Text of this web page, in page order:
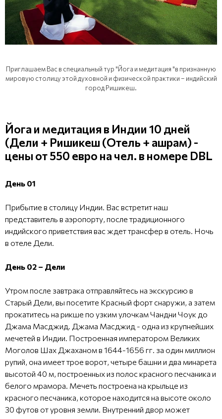
Приглашаем Вас в специальный тур "Йога и медитация "в признанную
мировую столицу этой духовной и физической практики – индийский
город Ришикеш.
Йога и медитация в Индии 10 дней
(Дели + Ришикеш (Отель + ашрам) -
цены от 550 евро на чел. в номере DBL
День 01
Прибытие в столицу Индии. Вас встретит наш
представитель в аэропорту, после традиционного
индийского приветствия вас ждет трансфер в отель. Ночь
в отеле Дели.
День 02 – Дели
Утром после завтрака отправляйтесь на экскурсию в
Старый Дели, вы посетите Красный форт снаружи, а затем
прокатитесь на рикше по узким улочкам Чандни Чоук до
Джама Масджид. Джама Масджид - одна из крупнейших
мечетей в Индии. Построенная императором Великих
Моголов Шах Джаханом в 1644-1656 гг. за один миллион
рупий, она имеет трое ворот, четыре башни и два минарета
высотой 40 м, построенных из полос красного песчаника и
белого мрамора. Мечеть построена на крыльце из
красного песчаника, которое находится на высоте около
30 футов от уровня земли. Внутренний двор может